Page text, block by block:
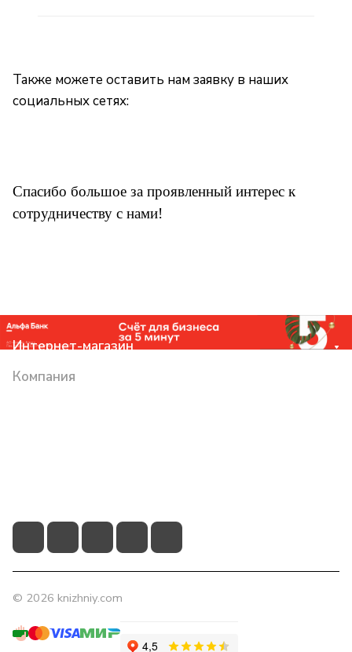
Также можете оставить нам заявку в наших
социальных сетях:
Спасибо большое за проявленный интерес к
сотрудничеству с нами!
Интернет-магазин
Компания
© 2026 knizhniy.com